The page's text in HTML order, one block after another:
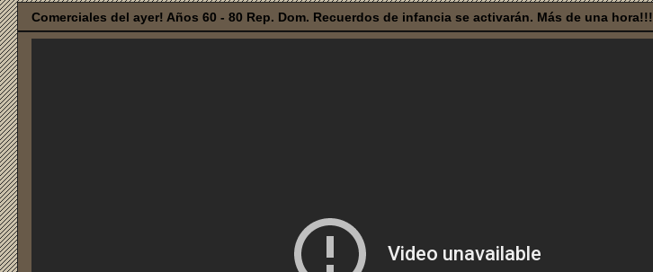
Comerciales del ayer! Años 60 - 80 Rep. Dom. Recuerdos de infancia se activarán. Más de una hora!!!